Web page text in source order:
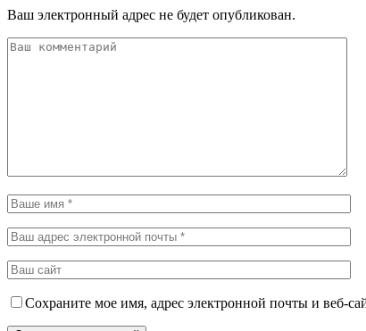
Ваш электронный адрес не будет опубликован.
Сохраните мое имя, адрес электронной почты и веб-